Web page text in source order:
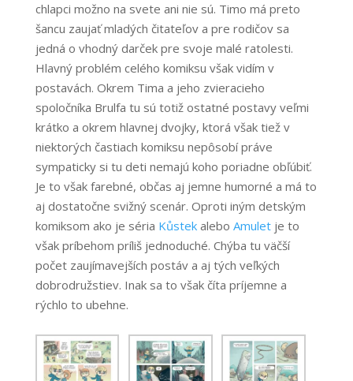
chlapci možno na svete ani nie sú. Timo má preto
šancu zaujať mladých čitateľov a pre rodičov sa
jedná o vhodný darček pre svoje malé ratolesti.
Hlavný problém celého komiksu však vidím v
postavách. Okrem Tima a jeho zvieracieho
spoločníka Brulfa tu sú totiž ostatné postavy veľmi
krátko a okrem hlavnej dvojky, ktorá však tiež v
niektorých častiach komiksu nepôsobí práve
sympaticky si tu deti nemajú koho poriadne obľúbiť.
Je to však farebné, občas aj jemne humorné a má to
aj dostatočne svižný scenár. Oproti iným detským
komiksom ako je séria Kůstekalebo Amuletje to
však príbehom príliš jednoduché. Chýba tu väčší
počet zaujímavejších postáv a aj tých veľkých
dobrodružstiev. Inak sa to však číta príjemne a
rýchlo to ubehne.